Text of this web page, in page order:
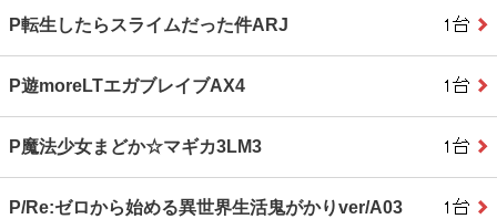
P転生したらスライムだった件ARJ
P遊moreLTエガブレイブAX4
P魔法少女まどか☆マギカ3LM3
P/Re:ゼロから始める異世界生活鬼がかりver/A03